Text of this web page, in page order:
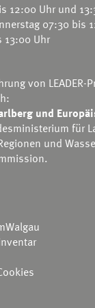
12:00 Uhr und
07:30 bis
13:00 Uhr
von LEADER-
und
für
und